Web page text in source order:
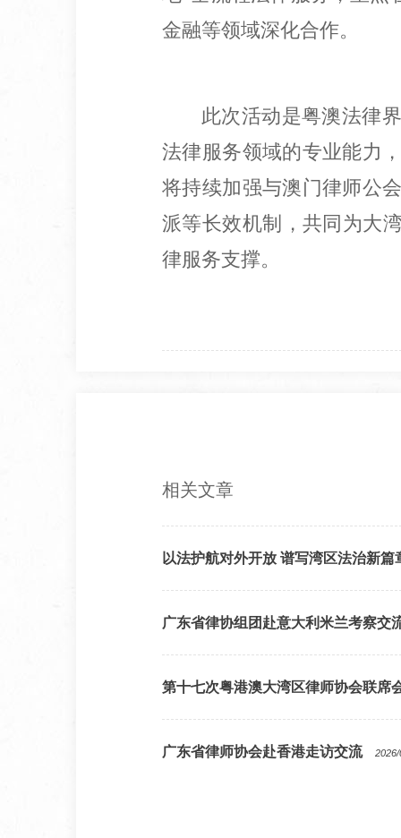
金融等领域深化合作。
此次活动是粤澳法律
法律服务领域的专业能力
将持续加强与澳门律师公
派等长效机制，共同为大
律服务支撑。
相关文章
以法护航对外开放 谱写湾区法治新
广东省律协组团赴意大利米兰考察交
第十七次粤港澳大湾区律师协会联席
广东省律师协会赴香港走访交流